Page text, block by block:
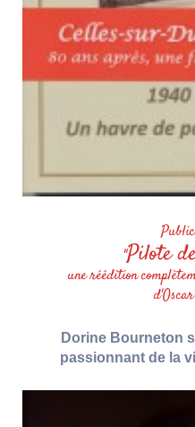
"Pilote
une réédition
Dorine Bourneton
passionnant de la